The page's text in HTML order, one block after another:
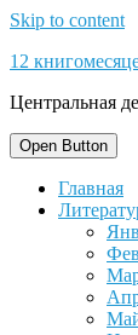
Skip to content
12
Центральная
Open Button
Главная